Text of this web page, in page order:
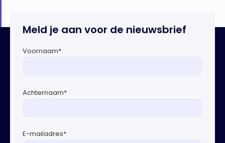
Meld je aan voor de nieuwsbrief
Voornaam*
Achternaam*
E-mailadres*